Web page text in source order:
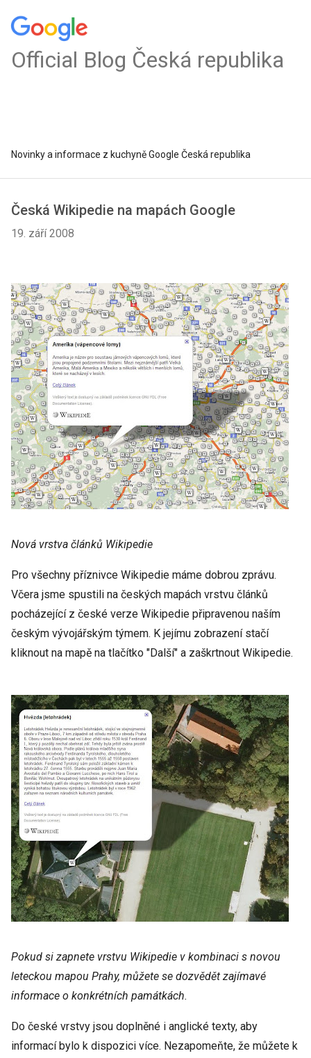
Official Blog Česká republika
Novinky a informace z kuchyně Google Česká republika
Česká Wikipedie na mapách Google
19. září 2008
Nová vrstva článků Wikipedie
Pro všechny příznivce Wikipedie máme dobrou zprávu.
Včera jsme spustili na českých mapách vrstvu článků
pocházející z české verze Wikipedie připravenou naším
českým vývojářským týmem. K jejímu zobrazení stačí
kliknout na mapě na tlačítko "Další" a zaškrtnout Wikipedie.
Pokud si zapnete vrstvu Wikipedie v kombinaci s novou
leteckou mapou Prahy, můžete se dozvědět zajímavé
informace o konkrétních památkách.
Do české vrstvy jsou doplněné i anglické texty, aby
informací bylo k dispozici více. Nezapomeňte, že můžete k